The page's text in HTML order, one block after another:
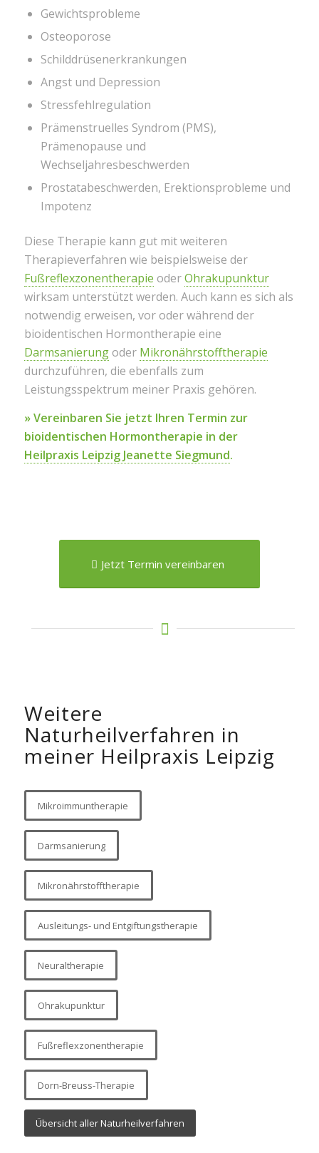
Gewichtsprobleme
Osteoporose
Schilddrüsenerkrankungen
Angst und Depression
Stressfehlregulation
Prämenstruelles Syndrom (PMS),
Prämenopause und
Wechseljahresbeschwerden
Prostatabeschwerden, Erektionsprobleme und
Impotenz
Diese Therapie kann gut mit weiteren
Therapieverfahren wie beispielsweise der
Fußreflexzonentherapie oderOhrakupunktur
wirksam unterstützt werden. Auch kann es sich als
notwendig erweisen, vor oder während der
bioidentischen Hormontherapie eine
Darmsanierungoder Mikronährstofftherapie
durchzuführen, die ebenfalls zum
Leistungsspektrum meiner Praxis gehören.
» Vereinbaren Sie jetzt Ihren Termin zur
bioidentischen Hormontherapie in der
Heilpraxis Leipzig Jeanette Siegmund.
Jetzt Termin vereinbaren
Weitere
Naturheilverfahren in
meiner Heilpraxis Leipzig
Mikroimmuntherapie
Darmsanierung
Mikronährstofftherapie
Ausleitungs- und Entgiftungstherapie
Neuraltherapie
Ohrakupunktur
Fußreflexzonentherapie
Dorn-Breuss-Therapie
Übersicht aller Naturheilverfahren